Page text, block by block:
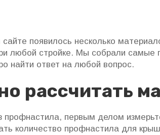
появилось несколько
любой стройке. Мы собрали самые
найти ответ на любой вопрос.
рассчитать
профнастила, первым делом
количество профнастила для